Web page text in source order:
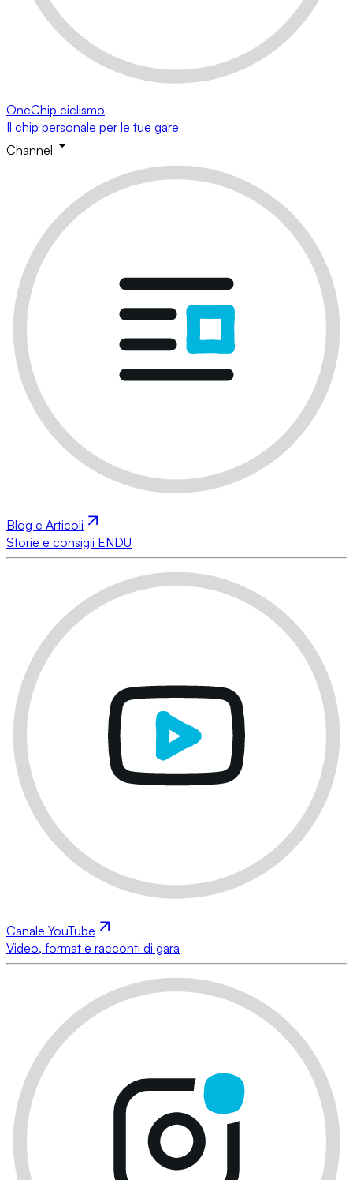
OneChip ciclismo
Il chip personale per le tue gare
Channel
Blog e Articoli
Storie e consigli ENDU
Canale YouTube
Video, format e racconti di gara